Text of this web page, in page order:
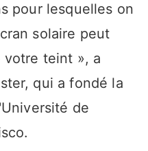
pour lesquelles on
solaire peut
teint », a
qui a fondé la
de